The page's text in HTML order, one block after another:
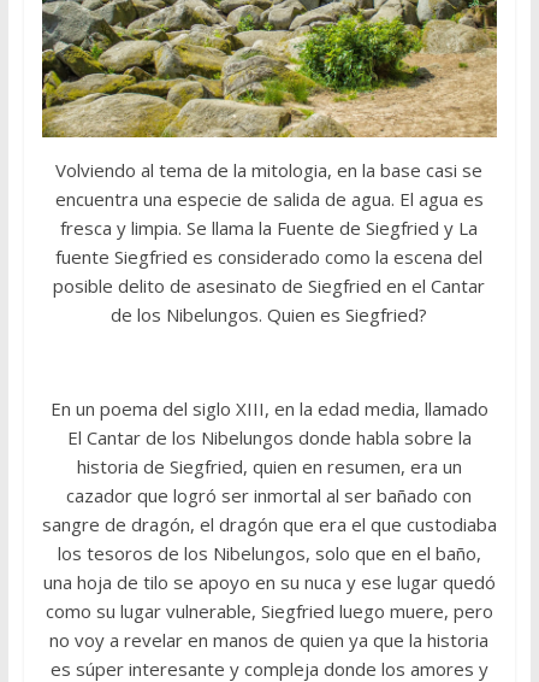
Volviendo al tema de la mitologia, en la base casi se
encuentra una especie de salida de agua. El agua es
fresca y limpia. Se llama la Fuente de Siegfried y La
fuente Siegfried es considerado como la escena del
posible delito de asesinato de Siegfried en el Cantar
de los Nibelungos. Quien es Siegfried?
En un poema del siglo XIII, en la edad media, llamado
El Cantar de los Nibelungos donde habla sobre la
historia de Siegfried, quien en resumen, era un
cazador que logró ser inmortal al ser bañado con
sangre de dragón, el dragón que era el que custodiaba
los tesoros de los Nibelungos, solo que en el baño,
una hoja de tilo se apoyo en su nuca y ese lugar quedó
como su lugar vulnerable, Siegfried luego muere, pero
no voy a revelar en manos de quien ya que la historia
es súper interesante y compleja donde los amores y